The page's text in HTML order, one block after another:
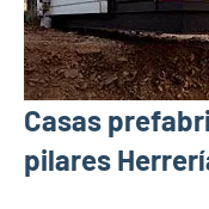
Casas
pilares